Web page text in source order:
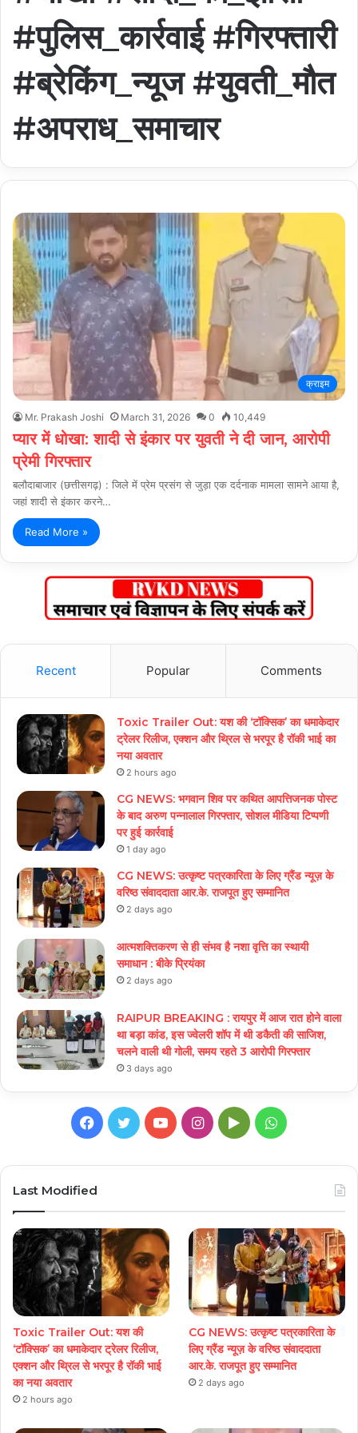
#पुलिस_कार्रवाई #गिरफ्तारी
#ब्रेकिंग_न्यूज #युवती_मौत
#अपराध_समाचार
क्राइम
Mr. Prakash Joshi March 31, 2026 0 10,449
प्यार में धोखा: शादी से इंकार पर युवती ने दी जान, आरोपी
प्रेमी गिरफ्तार
बलौदाबाजार (छत्तीसगढ़) : जिले में प्रेम प्रसंग से जुड़ा एक दर्दनाक मामला सामने आया है,
जहां शादी से इंकार करने…
Read More »
Recent Popular Comments
Toxic Trailer Out: यश की ‘टॉक्सिक’ का धमाकेदार
ट्रेलर रिलीज, एक्शन और थ्रिल से भरपूर है रॉकी भाई का
नया अवतार
2 hours ago
CG NEWS: भगवान शिव पर कथित आपत्तिजनक पोस्ट
के बाद अरुण पन्नालाल गिरफ्तार, सोशल मीडिया टिप्पणी
पर हुई कार्रवाई
1 day ago
CG NEWS: उत्कृष्ट पत्रकारिता के लिए ग्रैंड न्यूज़ के
वरिष्ठ संवाददाता आर.के. राजपूत हुए सम्मानित
2 days ago
आत्मशक्तिकरण से ही संभव है नशा वृत्ति का स्थायी
समाधान : बीके प्रियंका
2 days ago
RAIPUR BREAKING : रायपुर में आज रात होने वाला
था बड़ा कांड, इस ज्वेलरी शॉप में थी डकैती की साजिश,
चलने वाली थी गोली, समय रहते 3 आरोपी गिरफ्तार
3 days ago
Facebook
TwitterYouTubeInstagram
GoogleWhatsApp
Last Modified
Toxic Trailer Out: यश की
‘टॉक्सिक’ का धमाकेदार ट्रेलर रिलीज,
एक्शन और थ्रिल से भरपूर है रॉकी भाई
का नया अवतार
2 hours ago
CG NEWS: उत्कृष्ट पत्रकारिता के
लिए ग्रैंड न्यूज़ के वरिष्ठ संवाददाता
आर.के. राजपूत हुए सम्मानित
2 days ago